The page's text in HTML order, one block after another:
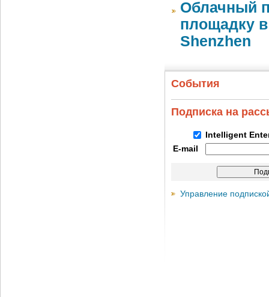
Облачный
площадку в
Shenzhen
События
Подписка на
Intelligent
E-mail
Управление